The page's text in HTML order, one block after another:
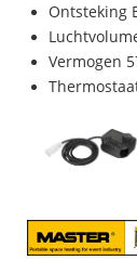
Ontsteking
Vermogen